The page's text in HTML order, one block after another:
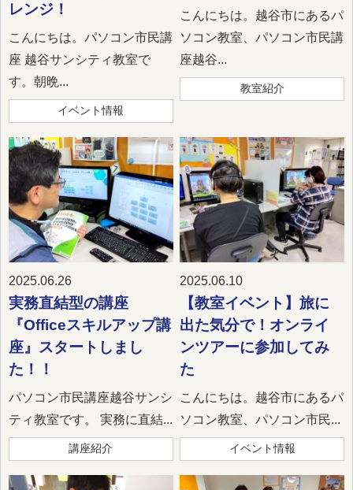
レンジ！
こんにちは。パソコン市民講
座 越谷サンシティ教室で
す。朝晩...
イベント情報
こんにちは。越谷市にあるパ
ソコン教室、パソコン市民講
座越谷...
教室紹介
2025.06.26
実務直結型の講座
『Officeスキルアップ講
座』スタートしまし
た！！
パソコン市民講座越谷サンシ
ティ教室です。 実務に直結...
講座紹介
2025.06.10
【教室イベント】旅に
出た気分で！オンライ
ンツアーに参加してみ
た
こんにちは。越谷市にあるパ
ソコン教室、パソコン市民...
イベント情報